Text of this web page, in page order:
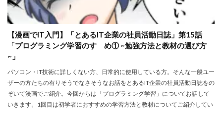
【漫画でIT入門】「とあるIT企業の社員活動日誌」第15話
「プログラミング学習のすゝめ① ~勉強方法と教材の選び方
~」
パソコン・IT技術に詳しくない方、日常的に使用している方。そんな一般ユー
ザーの方たちの有りそうでなさそうなお話をとあるIT企業の社員活動日誌をの
ぞいて漫画でご紹介。今回からは「プログラミング学習」についてお話して
いきます。1回目は初学者におすすめの学習方法と教材についてご紹介してい